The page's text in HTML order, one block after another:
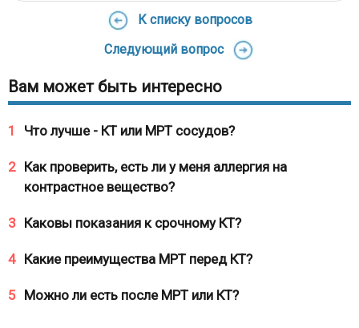
К списку вопросов
Следующий вопрос
Вам может быть интересно
1 Что лучше - КТ или МРТ сосудов?
2 Как проверить, есть ли у меня аллергия на
контрастное вещество?
3 Каковы показания к срочному КТ?
4 Какие преимущества МРТ перед КТ?
5 Можно ли есть после МРТ или КТ?